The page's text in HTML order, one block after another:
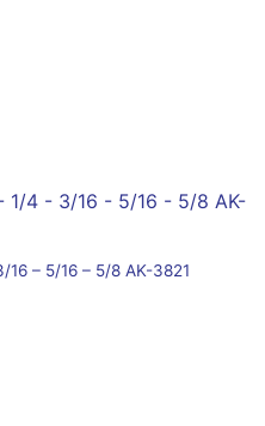
– 5/16 – 5/8 AK-3821